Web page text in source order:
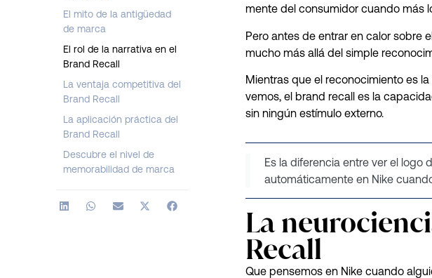
El mito de la antigüedad
de marca
El rol de la narrativa en el
Brand Recall
La ventaja competitiva del
Brand Recall
La aplicación práctica del
Brand Recall
Descubre el nivel de
memorabilidad de marca
mente del consumidor cuando más
Pero antes de entrar en calor sobre
mucho más allá del simple
Mientras que el reconocimiento es
vemos, el brand recall es la
sin ningún estímulo externo.
Es la diferencia entre ver el logo
automáticamente en Nike
La
Recall
Que pensemos en Nike cuando